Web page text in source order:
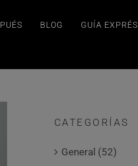
BLOG GUÍA EXPRÉS
CATEGORÍAS
General (52)